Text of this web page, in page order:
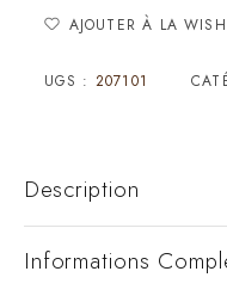
AJOUTER À LA
UGS : 207101
Description
Informations